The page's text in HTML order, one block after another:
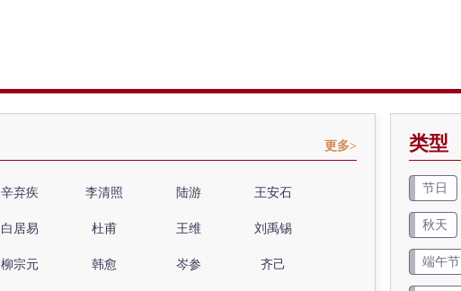
更多>
辛弃疾 李清照 陆游 王安石
白居易 杜甫 王维 刘禹锡
柳宗元 韩愈 岑参 齐己
类型
节日
秋天
端午节